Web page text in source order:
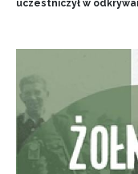
uczestniczył w